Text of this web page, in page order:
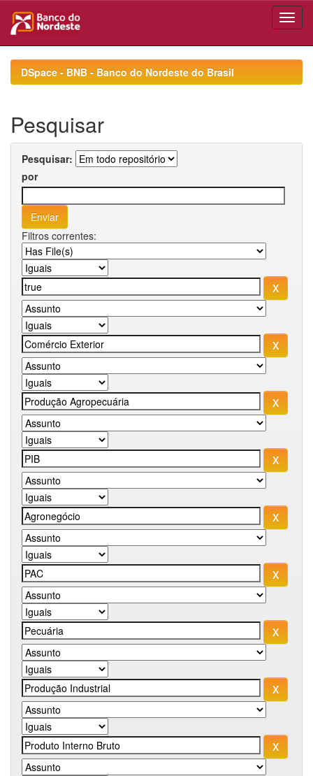
navigationDSpace - BNB - Banco do Nordeste do Brasil
Pesquisar
Pesquisar:
por
Filtros correntes: